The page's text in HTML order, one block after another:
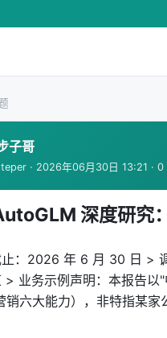
子哥
· 2026年06月30日 13:21 · 0
深度研究
：2026 年 6 月 30 日 >
> 业务示例声明：本报告
销六大能力），非特指某家